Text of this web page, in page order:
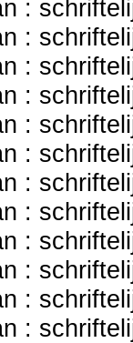
:
:
:
:
:
:
:
:
:
:
:
: